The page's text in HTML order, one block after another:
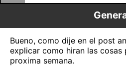
Bueno, como dije en el post
explicar como hiran las
proxima semana.